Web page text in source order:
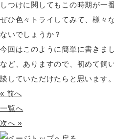
しつけに関してもこの時期が一
ぜひ色々トライしてみて、様々
ないでしょうか？
今回はこのように簡単に書きま
など、ありますので、初めて飼
談していただけたらと思います。
« 前へ
一覧へ
次へ »